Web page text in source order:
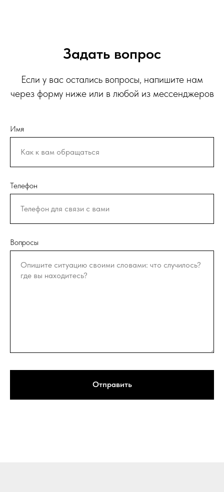
Задать вопрос
Если у вас остались вопросы, напишите нам
через форму ниже или в любой из мессенджеров
Имя
Телефон
Вопросы
Отправить